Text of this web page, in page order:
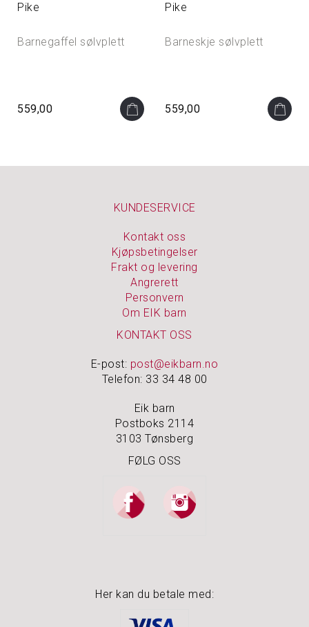
Pike
Barnegaffel sølvplett
559,00
Pike
Barneskje sølvplett
559,00
KUNDESERVICE
Kontakt oss
Kjøpsbetingelser
Frakt og levering
Angrerett
Personvern
Om EIK barn
KONTAKT OSS
E-post: post@eikbarn.no
Telefon: 33 34 48 00
Eik barn
Postboks 2114
3103 Tønsberg
FØLG OSS
Her kan du betale med: